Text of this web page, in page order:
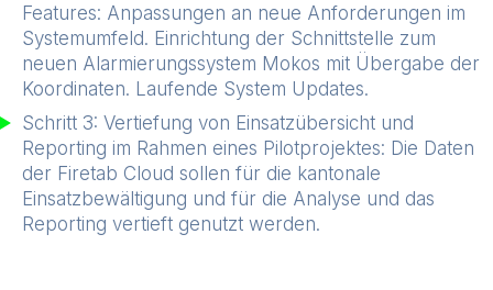
Features: Anpassungen an neue Anforderungen im
Systemumfeld. Einrichtung der Schnittstelle zum
neuen Alarmierungssystem Mokos mit Übergabe der
Koordinaten. Laufende System Updates.
Schritt 3: Vertiefung von Einsatzübersicht und
Reporting im Rahmen eines Pilotprojektes: Die Daten
der Firetab Cloud sollen für die kantonale
Einsatzbewältigung und für die Analyse und das
Reporting vertieft genutzt werden.